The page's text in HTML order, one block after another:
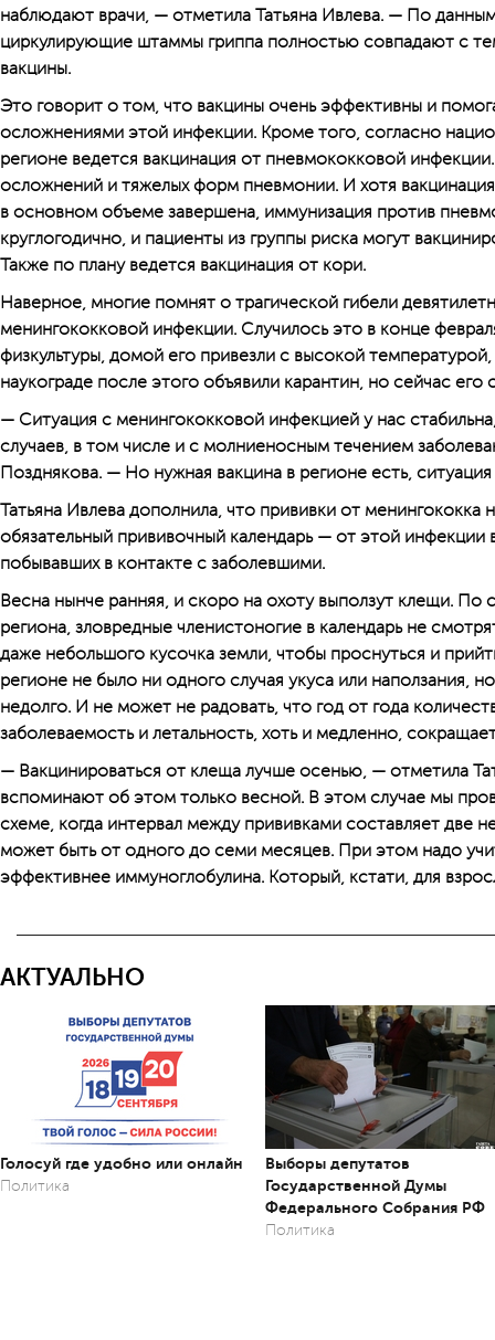
наблюдают врачи, — отметила Т­атьяна Ивлева. — По
циркулирующие штаммы гриппа полностью совпадают с
вакцины.
Это говорит о том, что вакцины очень эффективны и
осложнениями этой инфекции. Кроме того, согласно
регионе ведется вакцинация от пневмококковой
осложнений и тяжелых форм пневмонии. И хотя
в основном объеме завершена, иммунизация против
круглогодично, и пациенты из группы риска могут
Также по плану ведется вакцинация от кори.
Наверное, многие помнят о трагической гибели
менингококковой инфекции. Случилось это в конце
физкультуры, домой его привезли с высокой
наукограде после этого объявили карантин, но сейчас его
— Ситуация с менингококковой инфекцией у нас
случаев, в том числе и с молниеносным течением
Позднякова. — Но нужная вакцина в регионе есть, ситуация
Татьяна Ивлева дополнила, что прививки от менингококка
обязательный прививочный календарь — от этой инфекции
побывавших в контакте с заболевшими.
Весна нынче ранняя, и скоро на охоту выползут клещи. По
региона, зловредные членистоногие в календарь не
даже небольшого кусочка земли, чтобы проснуться и
регионе не было ни одного случая укуса или наползания,
недолго. И не может не радовать, что год от года
заболеваемость и летальность, хоть и медленно,
— Вакцинироваться от клеща лучше осенью, — отметила
вспоминают об этом только весной. В этом случае мы
схеме, когда интервал между прививками составляет две
может быть от одного до семи месяцев. При этом надо
эффективнее иммуноглобулина. Который, кстати, для
АКТУАЛЬНО
Голосуй где удобно или онлайн
Политика
Выборы депутатов
Государственной Думы
Федерального Собрания РФ
Политика